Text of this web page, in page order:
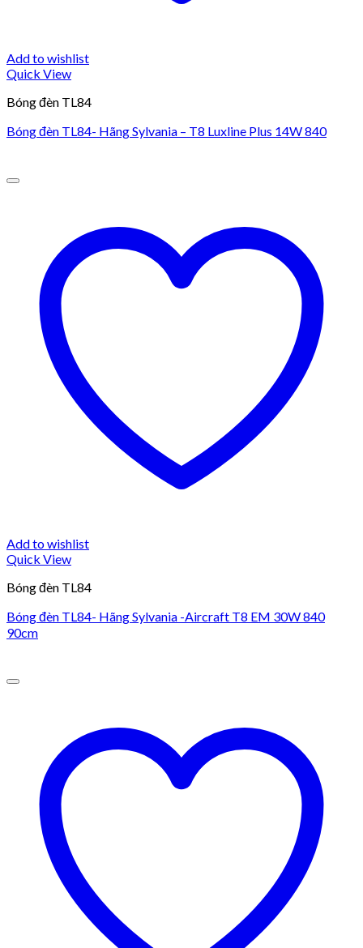
Add to wishlist
Quick View
Bóng đèn TL84
Bóng đèn TL84- Hãng Sylvania – T8 Luxline Plus 14W 840
Add to wishlist
Quick View
Bóng đèn TL84
Bóng đèn TL84- Hãng Sylvania -Aircraft T8 EM 30W 840
90cm